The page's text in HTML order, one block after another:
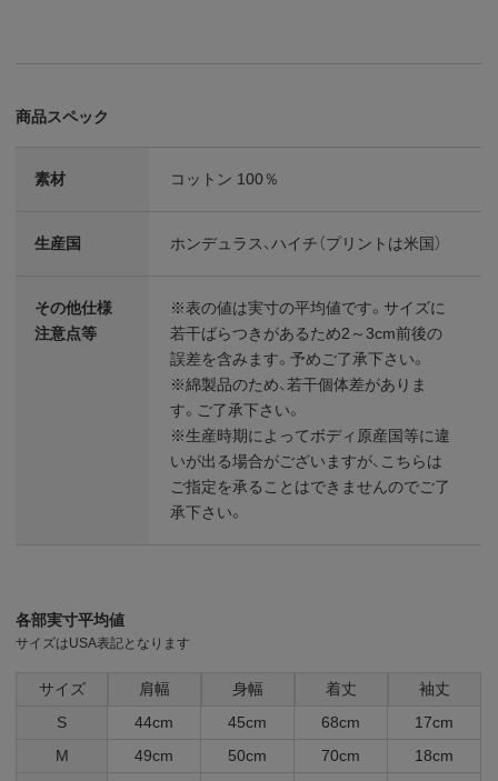
商品スペック
素材 コットン 100％
生産国 ホンデュラス、ハイチ（プリントは米国）
その他仕様
注意点等
※表の値は実寸の平均値です。サイズに
若干ばらつきがあるため2～3cm前後の
誤差を含みます。予めご了承下さい。
※綿製品のため、若干個体差がありま
す。ご了承下さい。
※生産時期によってボディ原産国等に違
いが出る場合がございますが、こちらは
ご指定を承ることはできませんのでご了
承下さい。
各部実寸平均値
サイズはUSA表記となります
サイズ 肩幅 身幅 着丈
袖丈
S
44cm 45cm 68cm
17cm
M
49cm 50cm 70cm
18cm